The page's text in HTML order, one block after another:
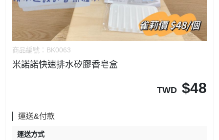
商品編號： BK0063
米諾諾快速排水矽膠香皂盒
TWD $48
運送&付款
運送方式